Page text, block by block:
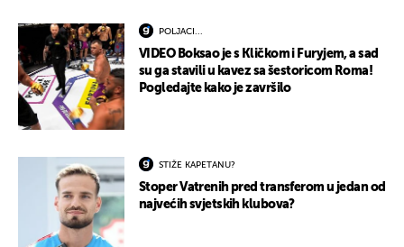
POLJACI...
VIDEO Boksao je s Kličkom i Furyjem, a sad
su ga stavili u kavez sa šestoricom Roma!
Pogledajte kako je završilo
STIŽE KAPETANU?
Stoper Vatrenih pred transferom u jedan od
najvećih svjetskih klubova?